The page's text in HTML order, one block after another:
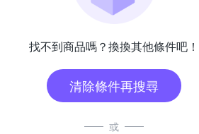
找不到商品嗎？換換其他條件吧！
清除條件再搜尋
或